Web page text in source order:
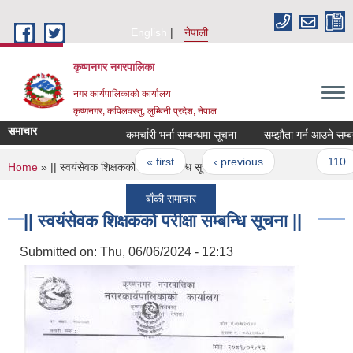
English
नेपाली
कृष्णनगर नगरपालिका
नगर कार्यपालिकाको कार्यालय
कृष्णनगर, कपिलवस्तु, लुम्बिनी प्रदेश, नेपाल
समाचार कमर्चारी भर्ना सम्बन्धमा सूचना
Pages
« first ‹ previous
बाँकी समाचार
You are here
Home » || स्वयंसेवक शिक्षकको परीक्षा सम्बन्धि सूचना ||
|| स्वयंसेवक शिक्षकको परीक्षा सम्बन्धि सूचना ||
Submitted on: Thu, 06/06/2024 - 12:13